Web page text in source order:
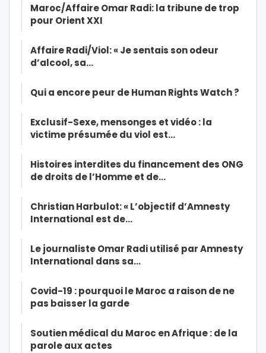
Maroc/Affaire Omar Radi: la tribune de trop
pour Orient XXI
Affaire Radi/Viol: « Je sentais son odeur
d’alcool, sa…
Qui a encore peur de Human Rights Watch ?
Exclusif-Sexe, mensonges et vidéo : la
victime présumée du viol est…
Histoires interdites du financement des ONG
de droits de l’Homme et de…
Christian Harbulot: « L’objectif d’Amnesty
International est de…
Le journaliste Omar Radi utilisé par Amnesty
International dans sa…
Covid-19 : pourquoi le Maroc a raison de ne
pas baisser la garde
Soutien médical du Maroc en Afrique : de la
parole aux actes